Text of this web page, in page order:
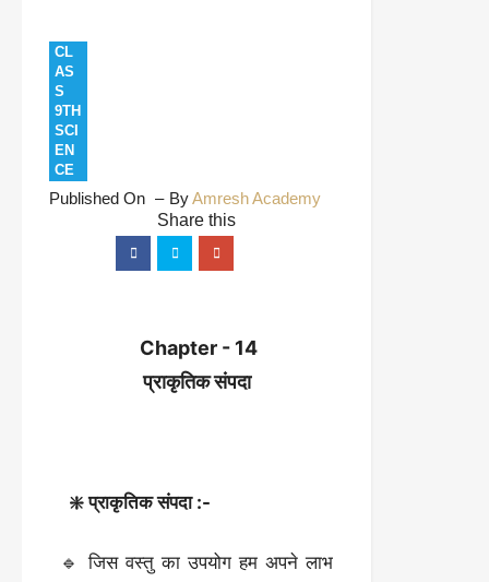
CL
AS
S
9TH
SCI
EN
CE
Published On ByAmresh Academy
Chapter - 14
प्राकृतिक संपदा
❇️ प्राकृतिक संपदा :-
🔹 जिस वस्तु का उपयोग हम अपने लाभ